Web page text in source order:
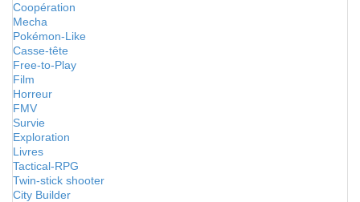
Coopération
Mecha
Pokémon-Like
Casse-tête
Free-to-Play
Film
Horreur
FMV
Survie
Exploration
Livres
Tactical-RPG
Twin-stick shooter
City Builder